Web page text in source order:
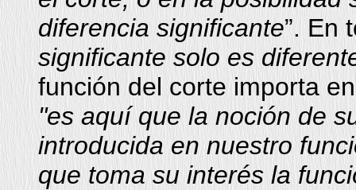
diferencia significante”. En
significante solo es
función del corte importa
"es aquí que la noción de
introducida en nuestro
que toma su interés la